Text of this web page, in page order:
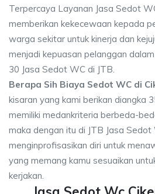
Terpercaya Layanan Jasa Sedot
memberikan kekecewaan kepada
warga sekitar untuk kinerja dan
menjadi kepuasan pelanggan
30 Jasa Sedot WC di JTB.
Berapa Sih Biaya Sedot WC di
kisaran yang kami berikan diangka
memiliki medankriteria berbeda-
maka dengan itu di JTB Jasa Sedot
menginprofisasikan diri untuk
yang memang kamu sesuaikan
kerjakan.